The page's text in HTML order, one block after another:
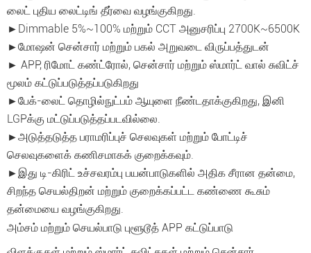
லைட் புதிய லைட்டிங் தீர்வை வழங்குகிறது.
►Dimmable 5%~100% மற்றும் CCT அனுசரிப்பு 2700K~6500K
►மோஷன் சென்சார் மற்றும் பகல் அறுவடை விருப்பத்துடன்
► APP, ரிமோட் கண்ட்ரோல், சென்சார் மற்றும் ஸ்மார்ட் வால் சுவிட்ச்
மூலம் கட்டுப்படுத்தப்படுகிறது
►பேக்-லைட் தொழில்நுட்பம் ஆயுளை நீண்டதாக்குகிறது, இனி
LGPக்கு மட்டுப்படுத்தப்படவில்லை.
►அடுத்தடுத்த பராமரிப்புச் செலவுகள் மற்றும் போட்டிச்
செலவுகளைக் கணிசமாகக் குறைக்கவும்.
►இது டி-கிரிட் உச்சவரம்பு பயன்பாடுகளில் அதிக சீரான தன்மை,
சிறந்த செயல்திறன் மற்றும் குறைக்கப்பட்ட கண்ணை கூசும்
தன்மையை வழங்குகிறது.
அம்சம் மற்றும் செயல்பாடு புளூடூத் APP கட்டுப்பாடு